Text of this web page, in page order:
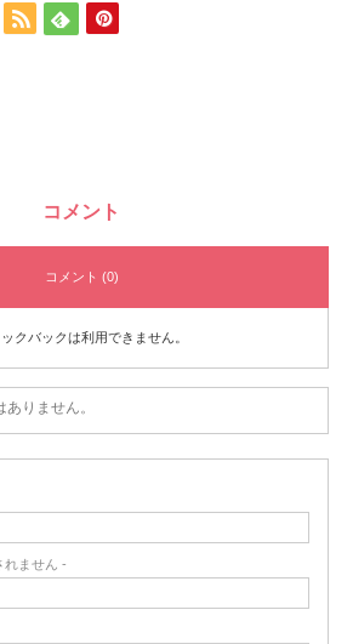
コメント
コメント (0)
ックバックは利用できません。
りません。
れません -